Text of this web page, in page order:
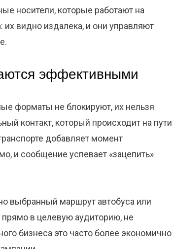
носители, которые работают на
видно издалека, и они управляют
эффективными
форматы не блокируют, их нельзя
контакт, который происходит на пути
добавляет момент
и сообщение успевает «зацепить»
выбранный маршрут автобуса или
в целевую аудиторию, не
бизнеса это часто более экономично